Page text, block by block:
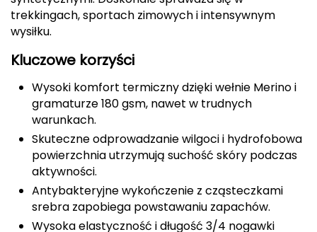
CMP
Cassin
Ciele Athletics
Climbing Technology
Coleman
Columbia
trekkingach, sportach zimowych i intensywnym
wysiłku.
Kluczowe korzyści
Wysoki komfort termiczny dzięki wełnie Merino i
gramaturze 180 gsm, nawet w trudnych
warunkach.
Skuteczne odprowadzanie wilgoci i hydrofobowa
powierzchnia utrzymują suchość skóry podczas
aktywności.
Antybakteryjne wykończenie z cząsteczkami
srebra zapobiega powstawaniu zapachów.
Wysoka elastyczność i długość 3/4 nogawki